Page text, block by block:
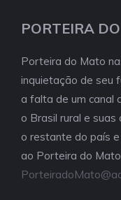
PORTEIRA
Porteira do Mato
inquietação de seu
a falta de um canal
o Brasil rural e
o restante do país
ao Porteira do Mato.